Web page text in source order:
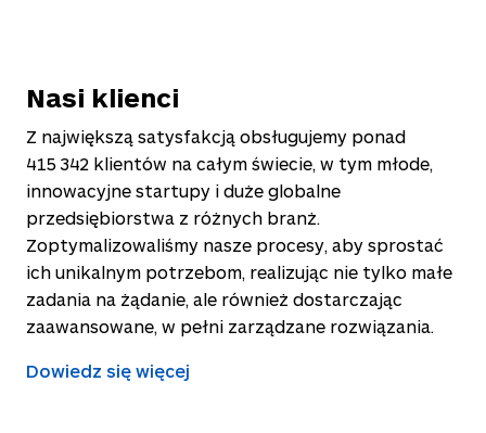
Nasi klienci
Z największą satysfakcją obsługujemy ponad
415 342 klientów na całym świecie, w tym młode,
innowacyjne startupy i duże globalne
przedsiębiorstwa z różnych branż.
Zoptymalizowaliśmy nasze procesy, aby sprostać
ich unikalnym potrzebom, realizując nie tylko małe
zadania na żądanie, ale również dostarczając
zaawansowane, w pełni zarządzane rozwiązania.
Dowiedz się więcej